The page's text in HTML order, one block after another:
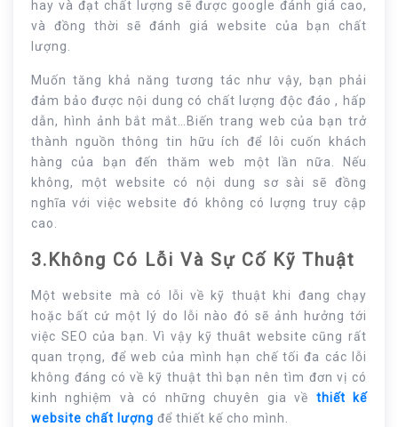
hay và đạt chất lượng sẽ được google đánh giá cao,
và đồng thời sẽ đánh giá website của bạn chất
lượng.
Muốn tăng khả năng tương tác như vậy, bạn phải
đảm bảo được nội dung có chất lượng độc đáo , hấp
dẫn, hình ảnh bắt mắt…Biến trang web của bạn trở
thành nguồn thông tin hữu ích để lôi cuốn khách
hàng của bạn đến thăm web một lần nữa. Nếu
không, một website có nội dung sơ sài sẽ đồng
nghĩa với việc website đó không có lượng truy cập
cao.
3.Không Có Lỗi Và Sự Cố Kỹ Thuật
Một website mà có lỗi về kỹ thuật khi đang chạy
hoặc bất cứ một lý do lỗi nào đó sẽ ảnh hưởng tới
việc SEO của bạn. Vì vậy kỹ thuât website cũng rất
quan trọng, để web của mình hạn chế tối đa các lỗi
không đáng có về kỹ thuật thì bạn nên tìm đơn vị có
kinh nghiệm và có những chuyên gia về thiết kế
website chất lượng để thiết kế cho mình.